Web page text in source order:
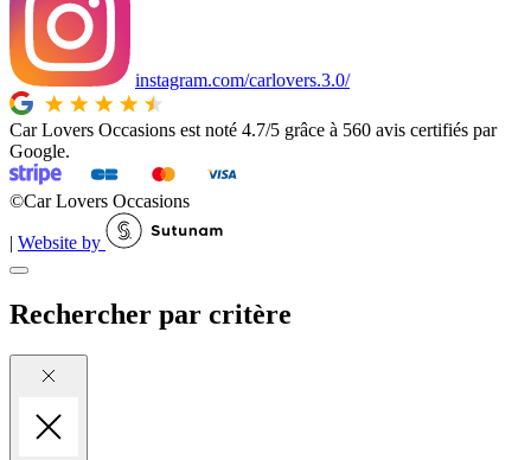
instagram.com/carlovers.3.0/
Car Lovers Occasions est noté 4.7/5 grâce à 560 avis certifiés par
Google.
©Car Lovers Occasions
| Website by
Rechercher par critère